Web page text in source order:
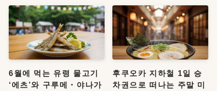
6월에 먹는 유령 물고기
‘에츠’와 구루메・야나가
후쿠오카 지하철 1일 승
차권으로 떠나는 주말 미